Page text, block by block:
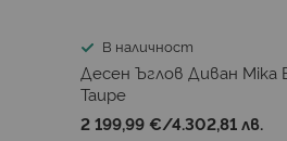
В наличност
Десен Ъглов Диван Mika
Taupe
2 199,99 €/4.302,81 лв.